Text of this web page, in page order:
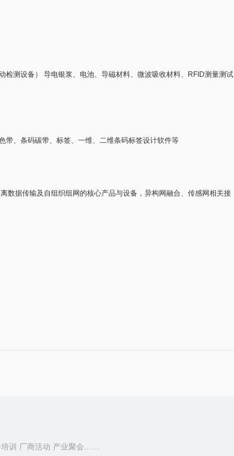
测设备） 导电银浆、电池、导磁材料、微波吸收材料、RFID测量测试
带、条码碳带、标签、一维、二维条码标签设计软件等
数据传输及自组织组网的核心产品与设备，异构网融合、传感网相关接
训 厂商活动 产业聚会……